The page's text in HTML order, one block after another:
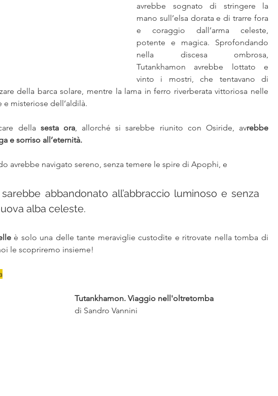
avrebbe sognato di stringere la
mano sull’elsa dorata e di trarre fora
e coraggio dall’arma celeste,
potente e magica. Sprofondando
nella discesa ombrosa,
Tutankhamon avrebbe lottato e
vinto i mostri, che tentavano di
della barca solare, mentre la lama in ferro riverberata vittoriosa nelle
misteriose dell’aldilà.
della sesta ora, allorché si sarebbe riunito con Osiride, avrebbe
e sorriso all’eternità.
avrebbe navigato sereno, senza temere le spire di Apophi, e
abbandonato all’abbraccio luminoso e senza
alba celeste.
è solo una delle tante meraviglie custodite e ritrovate nella tomba di
le scopriremo insieme!
Tutankhamon. Viaggio nell'oltretomba
di Sandro Vannini